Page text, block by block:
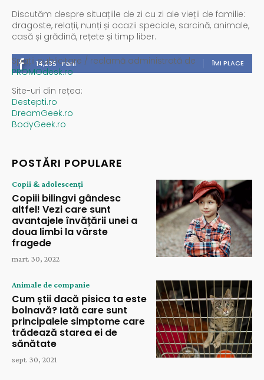
Discutăm despre situațiile de zi cu zi ale vieții de familie:
dragoste, relații, nunți și ocazii speciale, sarcină, animale,
casă și grădină, rețete și timp liber.
14,235 Fani ÎMI PLACE
Spații publicitare / reclamă administrată de
PROMOdesk.ro
Site-uri din rețea:
Destepti.ro
DreamGeek.ro
BodyGeek.ro
POSTĂRI POPULARE
Copii & adolescenți
Copiii bilingvi gândesc
altfel! Vezi care sunt
avantajele învățării unei a
doua limbi la vârste
fragede
mart. 30, 2022
Animale de companie
Cum știi dacă pisica ta este
bolnavă? Iată care sunt
principalele simptome care
trădează starea ei de
sănătate
sept. 30, 2021